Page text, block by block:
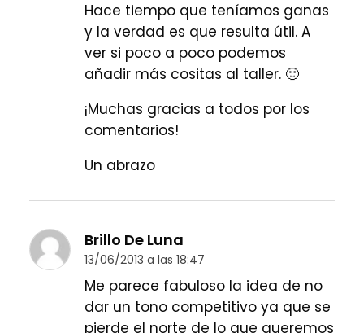
Hace tiempo que teníamos ganas
y la verdad es que resulta útil. A
ver si poco a poco podemos
añadir más cositas al taller. 🙂
¡Muchas gracias a todos por los
comentarios!
Un abrazo
Brillo De Luna
13/06/2013 a las 18:47
Me parece fabuloso la idea de no
dar un tono competitivo ya que se
pierde el norte de lo que queremos